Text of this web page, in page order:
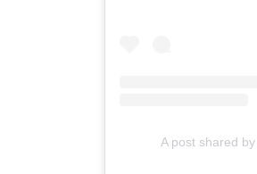
A post shared